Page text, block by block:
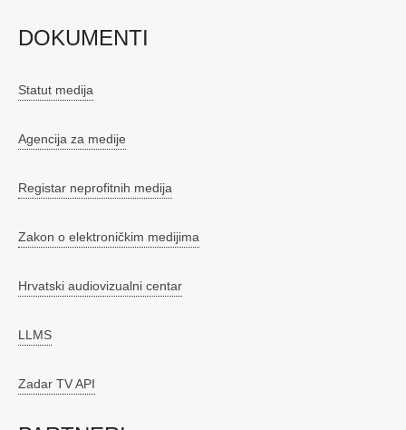
DOKUMENTI
Statut medija
Agencija za medije
Registar neprofitnih medija
Zakon o elektroničkim medijima
Hrvatski audiovizualni centar
LLMS
Zadar TV API